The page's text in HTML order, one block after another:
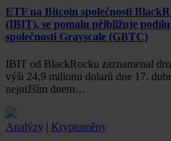
ETF na Bitcoin společnosti
(IBIT), se pomalu přibližuje
společnosti Grayscale (GBTC)
IBIT od BlackRocku zaznamenal
výši 24,9 milionu dolarů dne 17.
nejnižším dnem…
Analýzy | Kryptoměny